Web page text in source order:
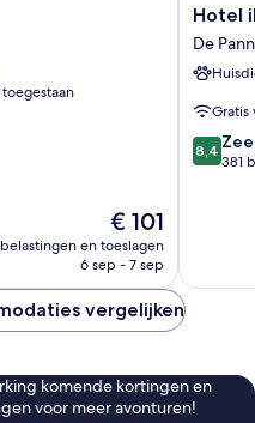
De
prijs
is
€ 101
en toeslagen
6 sep - 7 sep
Hotel
ibis
De
Panne
Panne
Hotel
De
Gratis
8.4
van
8,4
381
vergelijken
komende kortingen en
voor meer avonturen!